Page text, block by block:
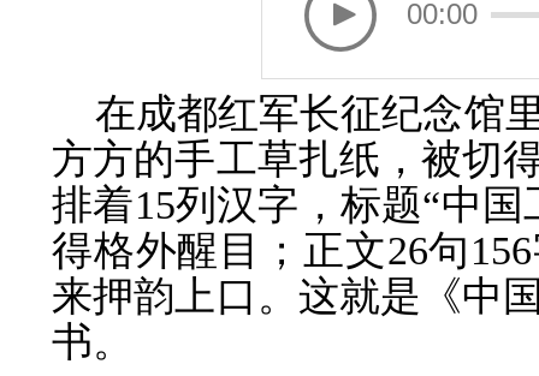
00:00
在成都红军长征纪念馆
方方的手工草扎纸，被切
排着15列汉字，标题“中
得格外醒目；正文26句
来押韵上口。这就是《中
书。